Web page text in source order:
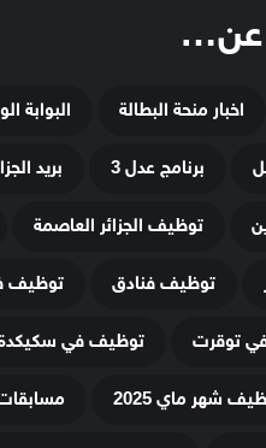
عن…
اخبار منحة البطالة البوابة
برنامج عدل 3 بريد
توظيف الجزائر العاصمة
توظيف فنادق توظيف
توقرت توظيف في
شهر ماي 2025